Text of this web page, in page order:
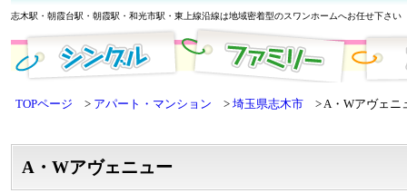
志木駅・朝霞台駅・朝霞駅・和光市駅・東上線沿線は地域密着型のスワンホームへお任せ下さい
TOPページ アパート・マンション 埼玉県志木市 A・Wアヴェニ
A・Wアヴェニュー